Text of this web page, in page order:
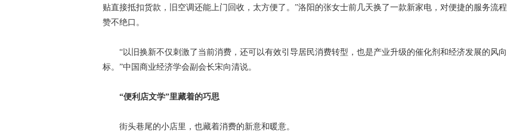
贴直接抵扣货款，旧空调还能上门回收，太方便了。”洛阳的张女士前几天换了一款新家电，对便捷的服务流程
赞不绝口。
“以旧换新不仅刺激了当前消费，还可以有效引导居民消费转型，也是产业升级的催化剂和经济发展的风向
标。”中国商业经济学会副会长宋向清说。
“便利店文学”里藏着的巧思
街头巷尾的小店里，也藏着消费的新意和暖意。